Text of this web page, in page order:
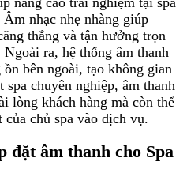
nhạc nhẹ nhàng giúp
thẳng và tận hưởng trọn
ra, hệ thống âm thanh
bên ngoài, tạo không gian
chuyên nghiệp, âm thanh
lòng khách hàng mà còn thể
chủ spa vào dịch vụ.
đặt âm thanh cho Spa